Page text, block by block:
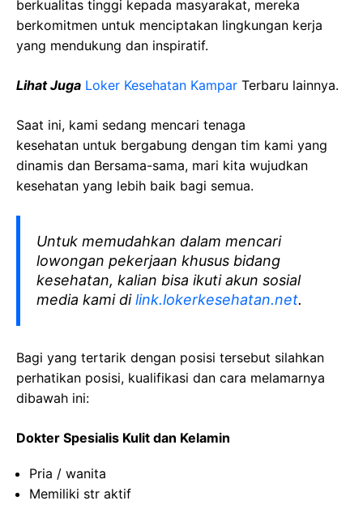
berkualitas tinggi kepada masyarakat, mereka
berkomitmen untuk menciptakan lingkungan kerja
yang mendukung dan inspiratif.
Lihat Juga Loker Kesehatan Kampar Terbaru lainnya.
Saat ini, kami sedang mencari tenaga
kesehatan untuk bergabung dengan tim kami yang
dinamis dan Bersama-sama, mari kita wujudkan
kesehatan yang lebih baik bagi semua.
Untuk memudahkan dalam mencari
lowongan pekerjaan khusus bidang
kesehatan, kalian bisa ikuti akun sosial
media kami dilink.lokerkesehatan.net.
Bagi yang tertarik dengan posisi tersebut silahkan
perhatikan posisi, kualifikasi dan cara melamarnya
dibawah ini:
Dokter Spesialis Kulit dan Kelamin
Pria / wanita
Memiliki str aktif